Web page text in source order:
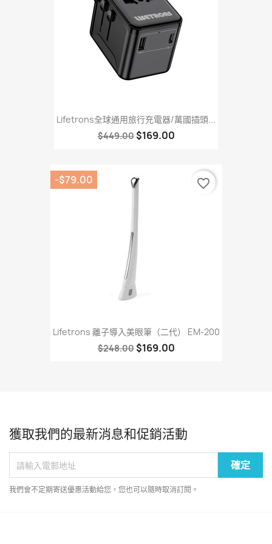
Lifetrons全球通用旅行充電器/萬國插頭...
$449.00 $169.00
Lifetrons 離子導入美眼筆（二代） EM-200
$248.00 $169.00
-$79.00 favorite_border
獲取我們的最新消息和促銷活動
我們會不定期寄送優惠活動給您，您也可以隨時取消訂閱。